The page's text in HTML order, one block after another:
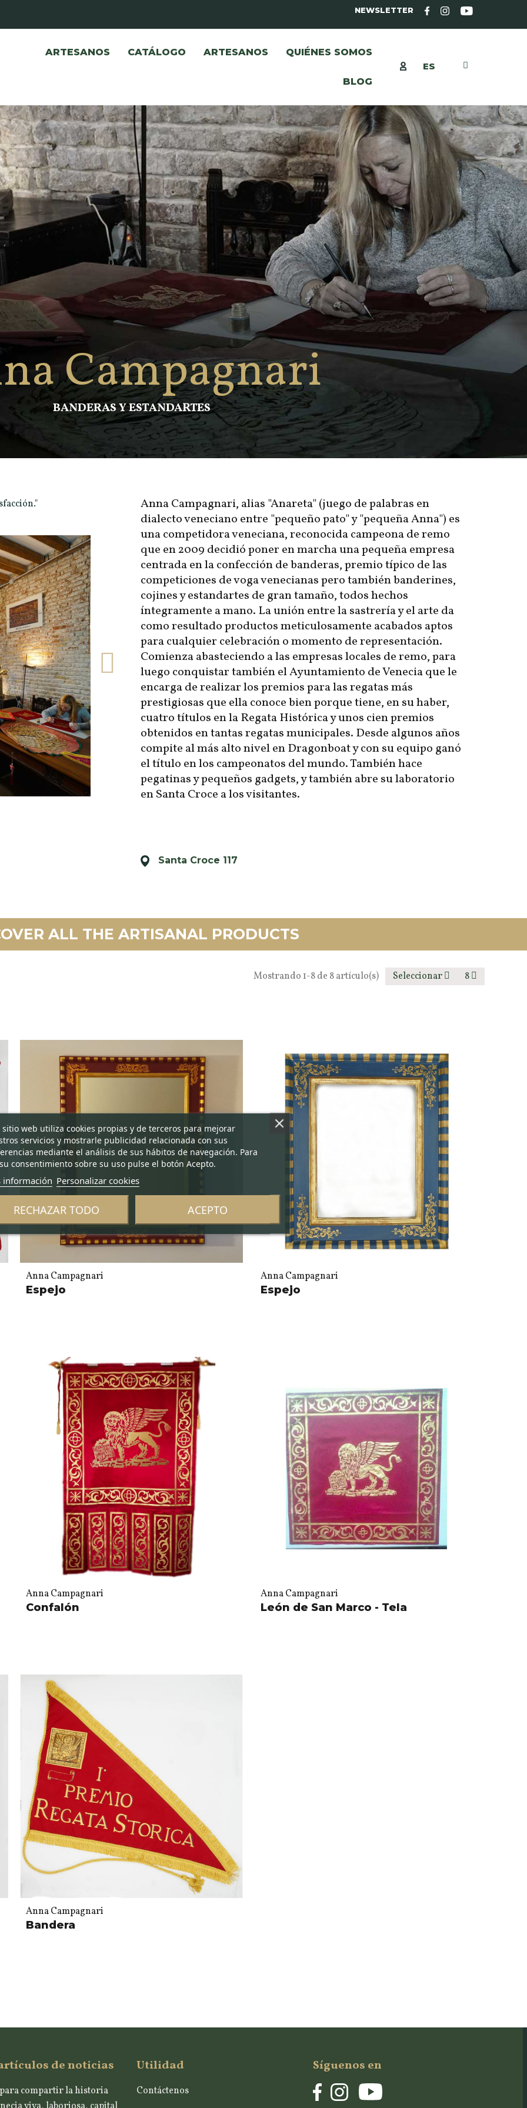
NEWSLETTER
ARTESANOS CATÁLOGO ARTESANOS QUIÉNES SOMOS
BLOG
ES
Campagnari
BANDERAS Y ESTANDARTES
Anna Campagnari, alias "Anareta" (juego de palabras en
dialecto veneciano entre "pequeño pato" y "pequeña Anna") es
una competidora veneciana, reconocida campeona de remo
que en 2009 decidió poner en marcha una pequeña empresa
centrada en la confección de banderas, premio típico de las
competiciones de voga venecianas pero también banderines,
cojines y estandartes de gran tamaño, todos hechos
íntegramente a mano. La unión entre la sastrería y el arte da
como resultado productos meticulosamente acabados aptos
para cualquier celebración o momento de representación.
Comienza abasteciendo a las empresas locales de remo, para
luego conquistar también el Ayuntamiento de Venecia que le
encarga de realizar los premios para las regatas más
prestigiosas que ella conoce bien porque tiene, en su haber,
cuatro títulos en la Regata Histórica y unos cien premios
obtenidos en tantas regatas municipales. Desde algunos años
compite al más alto nivel en Dragonboat y con su equipo ganó
el título en los campeonatos del mundo. También hace
pegatinas y pequeños gadgets, y también abre su laboratorio
en Santa Croce a los visitantes.
Santa Croce 117
ALL THE ARTISANAL PRODUCTS
Mostrando 1-8 de 8 artículo(s) Seleccionar 8
Anna Campagnari
Espejo
Anna Campagnari
Espejo
Anna Campagnari
Confalón
Anna Campagnari
León de San Marco - Tela
Anna Campagnari
Bandera
de noticias
compartir la historia
Utilidad
Contáctenos
Síguenos en
sitio web utiliza cookies propias y de terceros para mejorar
servicios y mostrarle publicidad relacionada con sus
mediante el análisis de sus hábitos de navegación. Para
consentimiento sobre su uso pulse el botón Acepto.
información Personalizar cookies
RECHAZAR TODO ACEPTO